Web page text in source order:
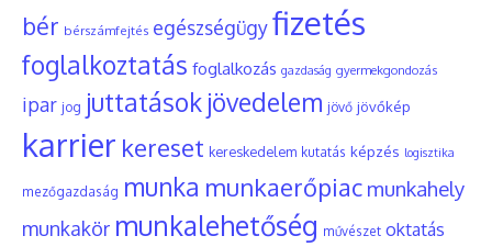
bér bérszámfejtés egészségügyfizetés
foglalkoztatás foglalkozás gazdaság gyermekgondozás
ipar jog juttatások jövedelem jövő jövőkép
karrier kereset kereskedelem kutatás képzés logisztika
mezőgazdaság munka munkaerőpiac munkahely
munkakör munkalehetőség művészet oktatás